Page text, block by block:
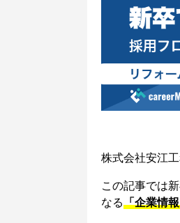
株式会社安江
この記事では
なる「企業情